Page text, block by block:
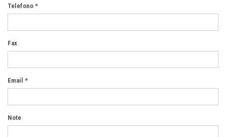
Telefono *
Fax
Email *
Note